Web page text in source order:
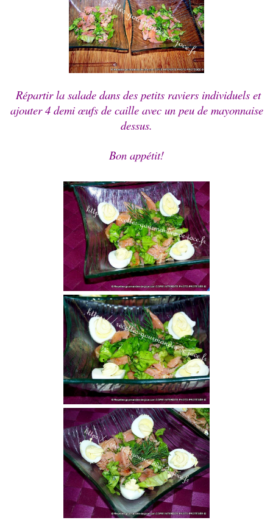
Répartir la salade dans des petits raviers individuels et
ajouter 4 demi œufs de caille avec un peu de mayonnaise
dessus.
Bon appétit!